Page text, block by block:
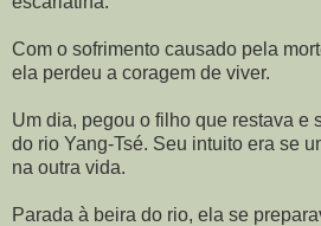
Com o sofrimento causado pela
ela perdeu a coragem de viver.
Um dia, pegou o filho que restava e
do rio Yang-Tsé. Seu intuito era se
na outra vida.
Parada à beira do rio, ela se